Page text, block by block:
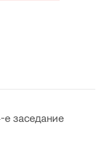
заседание